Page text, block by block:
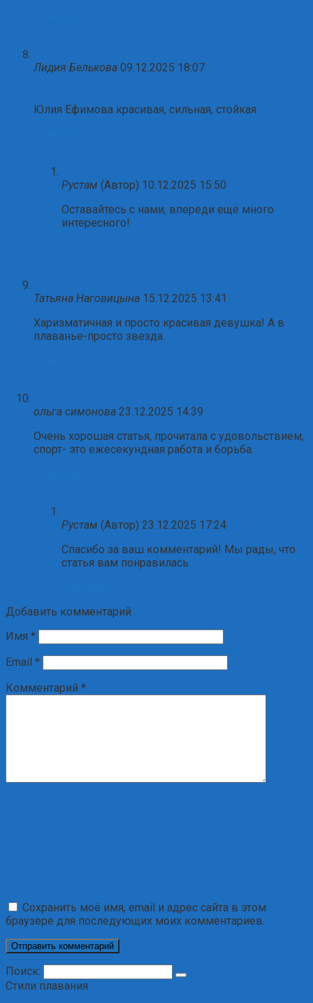
Лидия Белькова 09.12.2025 18:07
Юлия Ефимова красивая, сильная, стойкая
Рустам (Автор) 10.12.2025 15:50
Оставайтесь с нами, впереди ещё много
интересного!
Татьяна Наговицына 15.12.2025 13:41
Харизматичная и просто красивая девушка! А в
плаванье-просто звезда.
ольга симонова 23.12.2025 14:39
Очень хорошая статья, прочитала с удовольствием,
спорт- это ежесекундная работа и борьба.
Рустам (Автор) 23.12.2025 17:24
Спасибо за ваш комментарий! Мы рады, что
статья вам понравилась.
Добавить комментарий
Имя *
Email *
Комментарий *
Сохранить моё имя, email и адрес сайта в этом
браузере для последующих моих комментариев.
Поиск:
Стили плавания